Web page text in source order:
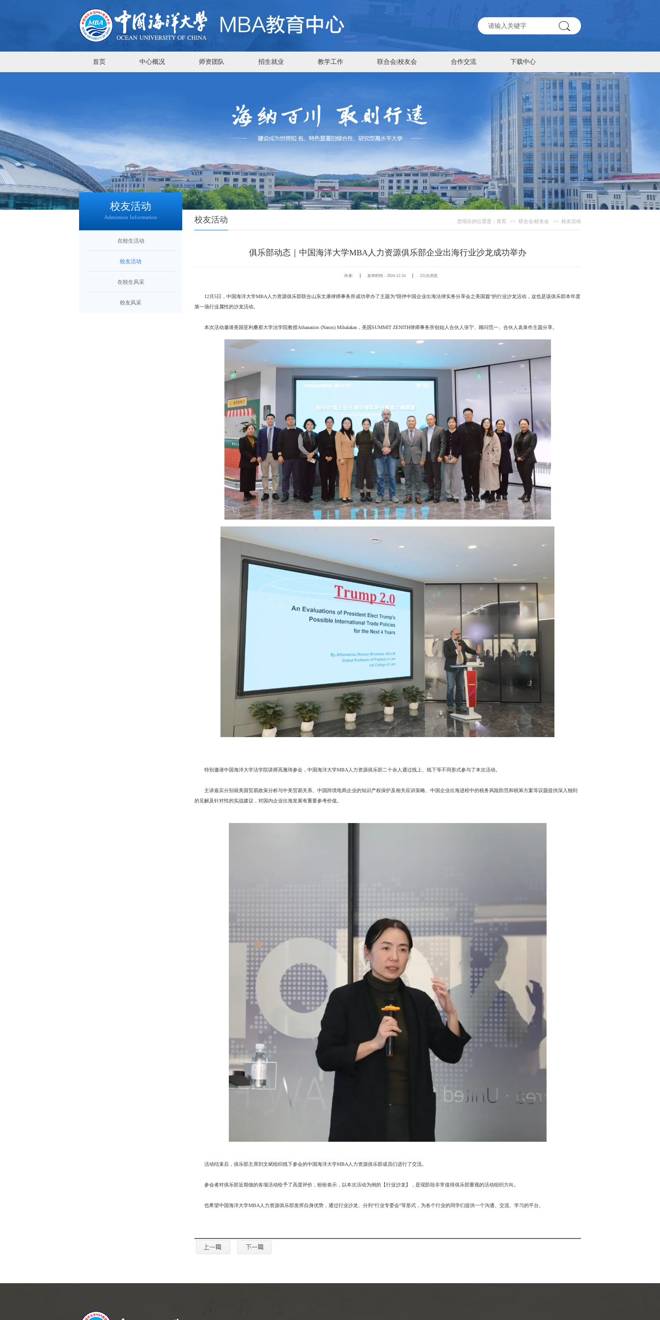
首页 中心概况 师资团队 招生就业 教学工作 联合会|校友会 合作交流 下载中心
校友活动
Admission Information
在校生活动
校友活动
在校生风采
校友风采
校友活动 您现在的位置是： 首页 >> 联合会|校友会 >> 校友活动
俱乐部动态｜中国海洋大学MBA人力资源俱乐部企业出海行业沙龙成功举办
作者: 发布时间：2024-12-24 231次浏览
12月5日，中国海洋大学MBA人力资源俱乐部联合山东文康律师事务所成功举办了主题为“陪伴中国企业出海法律实务分享会之美国篇”的行业沙龙活动，这也是该俱乐部本年度
第一场行业属性的沙龙活动。
本次活动邀请美国亚利桑那大学法学院教授Athanasios (Nasos) Mihalakas，美国SUMMIT ZENITH律师事务所创始人合伙人张宁、顾问范一、合伙人袁泉作主题分享。
特别邀请中国海洋大学法学院讲师高雅琦参会，中国海洋大学MBA人力资源俱乐部二十余人通过线上、线下等不同形式参与了本次活动。
主讲嘉宾分别就美国贸易政策分析与中美贸易关系、中国跨境电商企业的知识产权保护及相关应诉策略、中国企业出海进程中的税务风险防范和税筹方案等议题提供深入独到
的见解及针对性的实战建议，对国内企业出海发展有重要参考价值。
活动结束后，俱乐部主席刘文斌组织线下参会的中国海洋大学MBA人力资源俱乐部成员们进行了交流。
参会者对俱乐部近期做的各项活动给予了高度评价，纷纷表示，以本次活动为例的【行业沙龙】，是现阶段非常值得俱乐部重视的活动组织方向。
也希望中国海洋大学MBA人力资源俱乐部发挥自身优势，通过行业沙龙、分列“行业专委会”等形式，为各个行业的同学们提供一个沟通、交流、学习的平台。